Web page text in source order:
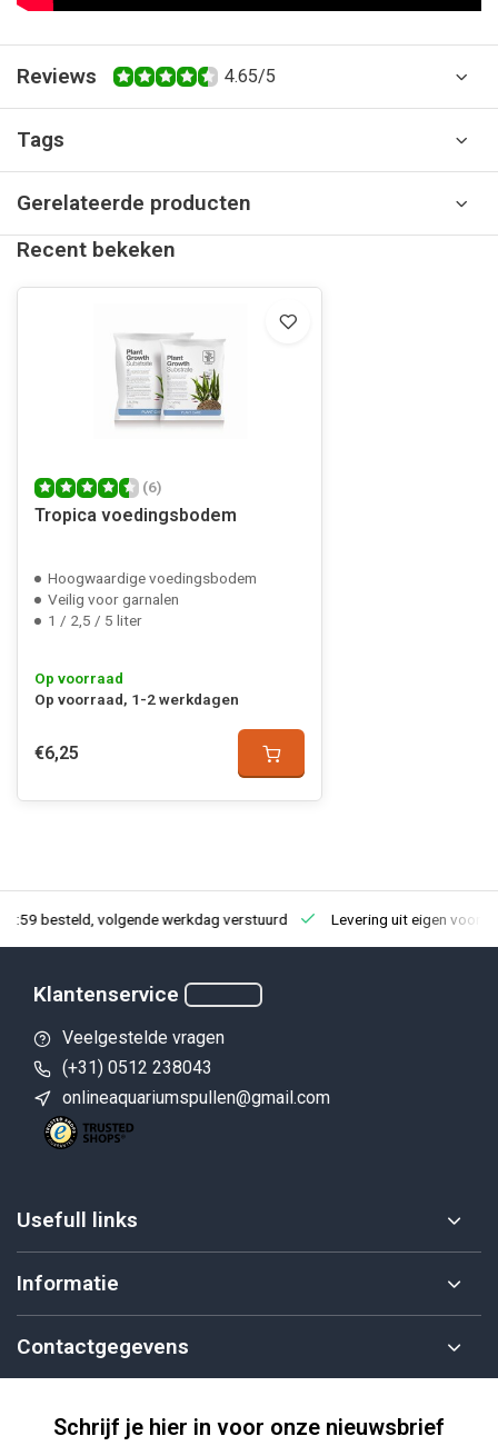
Reviews 4.65/5
Tags
Gerelateerde producten
Recent bekeken
(6)
Tropica voedingsbodem
Hoogwaardige voedingsbodem
Veilig voor garnalen
1 / 2,5 / 5 liter
Op voorraad
Op voorraad, 1-2 werkdagen
€6,25
besteld, volgende werkdag verstuurd Levering uit eigen
Klantenservice
Veelgestelde vragen
(+31) 0512 238043
onlineaquariumspullen@gmail.com
Usefull links
Informatie
Contactgegevens
Schrijf je hier in voor onze nieuwsbrief